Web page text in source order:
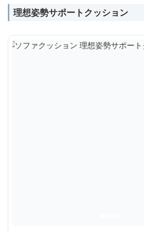
理想姿勢サポートクッション